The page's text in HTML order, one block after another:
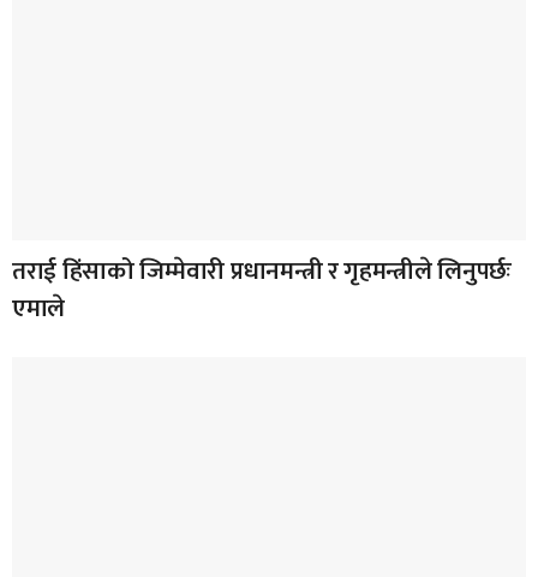
तराई हिंसाको जिम्मेवारी प्रधानमन्त्री र गृहमन्त्रीले लिनुपर्छः
एमाले